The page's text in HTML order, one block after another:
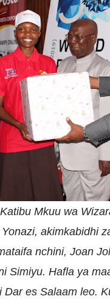
Mkuu wa
akimkabidhi
nchini, Joan
Simiyu. Hafla ya
Dar es Salaam leo.